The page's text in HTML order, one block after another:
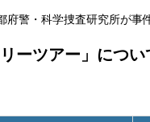
警・科学捜査研究所が事
ーツアー 」につい